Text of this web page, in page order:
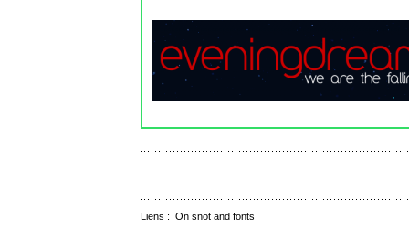
Liens : On snot and fonts